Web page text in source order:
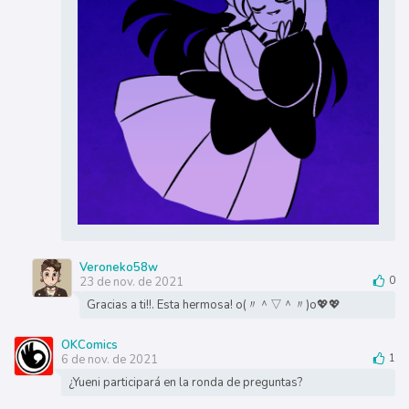
Veroneko58w
23 de nov. de 2021
0
Gracias a ti!!. Esta hermosa! o(〃＾▽＾〃)o💖💖
OKComics
6 de nov. de 2021
1
¿Yueni participará en la ronda de preguntas?